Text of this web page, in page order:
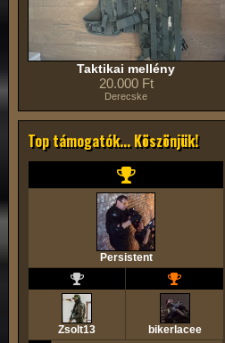
Taktikai mellény
20.000 Ft
Derecske
Top támogatók... Köszönjük!
Persistent
Zsolt13
bikerlacee